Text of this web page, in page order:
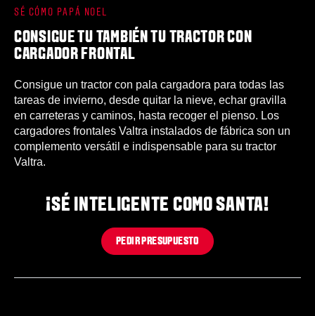
SÉ CÓMO PAPÁ NOEL
CONSIGUE TU TAMBIÉN TU TRACTOR CON
CARGADOR FRONTAL
Consigue un tractor con pala cargadora para todas las
tareas de invierno, desde quitar la nieve, echar gravilla
en carreteras y caminos, hasta recoger el pienso. Los
cargadores frontales Valtra instalados de fábrica son un
complemento versátil e indispensable para su tractor
Valtra.
¡SÉ INTELIGENTE COMO SANTA!
PEDIR PRESUPUESTO